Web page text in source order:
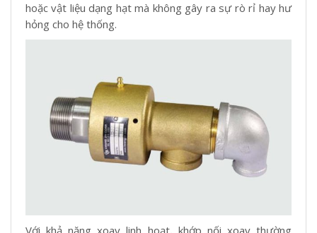
hoặc vật liệu dạng hạt mà không gây ra sự rò rỉ hay hư
hỏng cho hệ thống.